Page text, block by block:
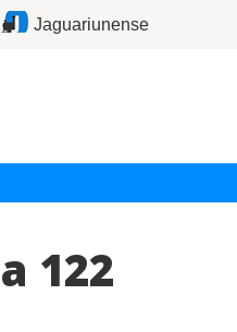
Jaguariunense
122